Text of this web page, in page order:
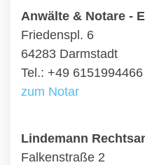
Anwälte & Notare -
Friedenspl. 6
64283 Darmstadt
Tel.: +49 6151994466
zum Notar
Lindemann
Falkenstraße 2